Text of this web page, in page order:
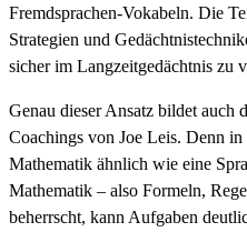
Fremdsprachen-Vokabeln. Die
Strategien und
sicher im Langzeitgedächtnis zu
Genau dieser Ansatz bildet auch
Coachings von Joe Leis. Denn
Mathematik ähnlich wie eine
Mathematik – also Formeln,
beherrscht, kann Aufgaben